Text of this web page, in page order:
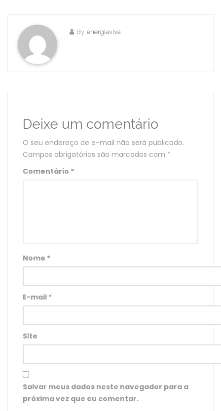
By energiaviva
Deixe um comentário
O seu endereço de e-mail não será publicado.
Campos obrigatórios são marcados com *
Comentário *
Nome *
E-mail *
Site
Salvar meus dados neste navegador para a
próxima vez que eu comentar.